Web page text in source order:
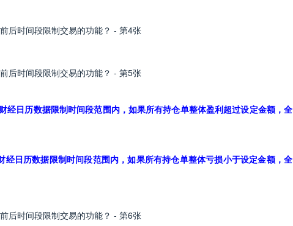
日历数据限制时间段范围内，如果所有持仓单整体盈利超过设定金额，全
日历数据限制时间段范围内，如果所有持仓单整体亏损小于设定金额，全